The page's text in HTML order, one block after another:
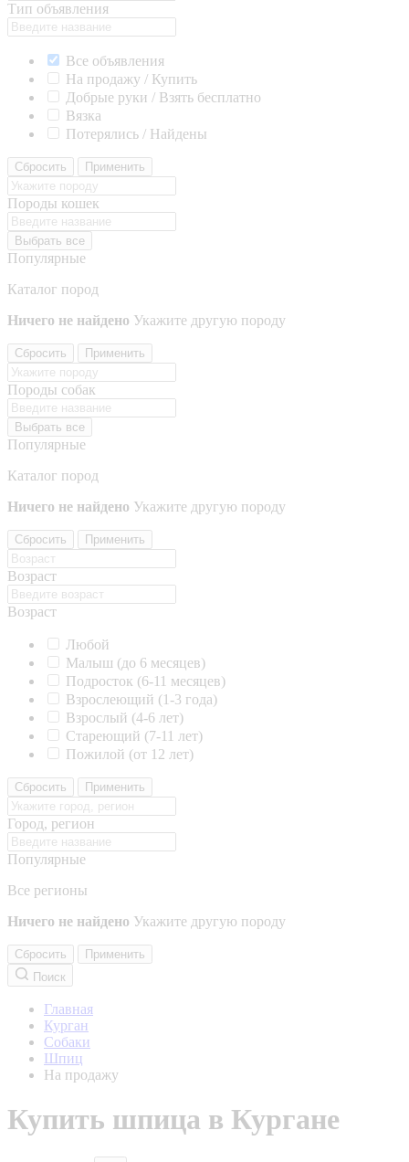
Тип объявления
Все объявления
На продажу / Купить
Добрые руки / Взять бесплатно
Вязка
Потерялись / Найдены
Сбросить Применить
Породы кошек
Выбрать все
Популярные
Каталог пород
Ничего не найдено Укажите другую породу
Сбросить Применить
Породы собак
Выбрать все
Популярные
Каталог пород
Ничего не найдено Укажите другую породу
Сбросить Применить
Возраст
Возраст
Любой
Малыш (до 6 месяцев)
Подросток (6-11 месяцев)
Взрослеющий (1-3 года)
Взрослый (4-6 лет)
Стареющий (7-11 лет)
Пожилой (от 12 лет)
Сбросить Применить
Город, регион
Популярные
Все регионы
Ничего не найдено Укажите другую породу
Сбросить
Применить
Поиск
Главная
Курган
Собаки
Шпиц
На продажу
Купить шпица в Кургане